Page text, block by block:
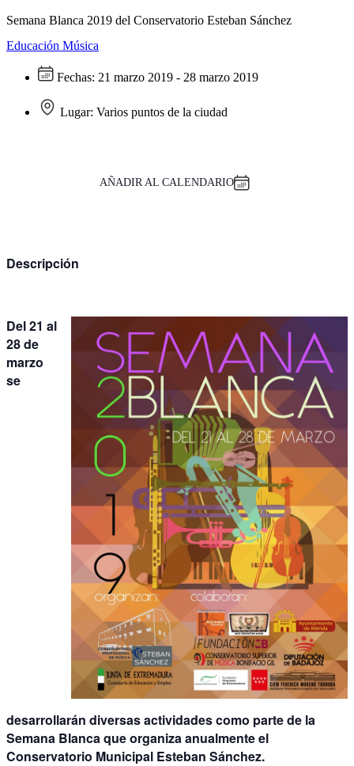
Semana Blanca 2019 del Conservatorio Esteban Sánchez
Educación Música
Fechas: 21 marzo 2019 - 28 marzo 2019
Lugar: Varios puntos de la ciudad
AÑADIR AL CALENDARIO
Descripción
Del 21 al
28 de
marzo
se
desarrollarán diversas actividades como parte de la
Semana Blanca que organiza anualmente el
Conservatorio Municipal Esteban Sánchez.